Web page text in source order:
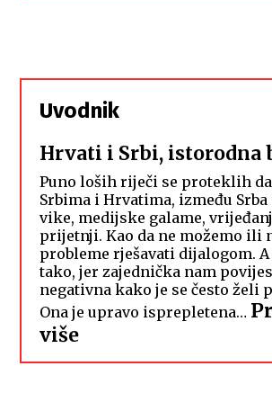
Uvodnik
Hrvati i Srbi, istorodna
Puno loših riječi se proteklih
Srbima i Hrvatima, između Srba
vike, medijske galame,
prijetnji. Kao da ne možemo ili
probleme rješavati dijalogom.
tako, jer zajednička nam
negativna kako je se često želi
Ona je upravo isprepletena…
više:
Hrvati